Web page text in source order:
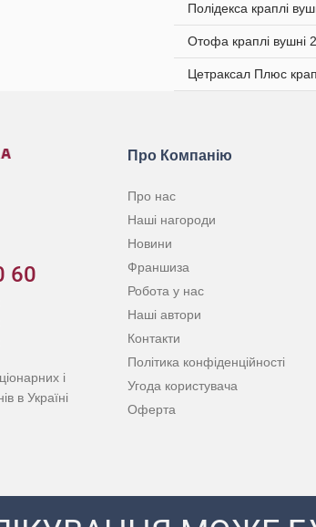
Полідекса краплі
Отофа краплі вушні
Цетраксал Плюс
60
і
в Україні
Про Компанію
Про нас
Наші нагороди
Новини
Франшиза
Робота у нас
Наші автори
Контакти
Політика конфіденційності
Угода користувача
Оферта